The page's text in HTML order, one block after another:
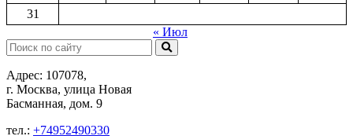
31
« Июл
Поиск:
Адрес: 107078,
г. Москва, улица Новая
Басманная, дом. 9
тел.: +74952490330